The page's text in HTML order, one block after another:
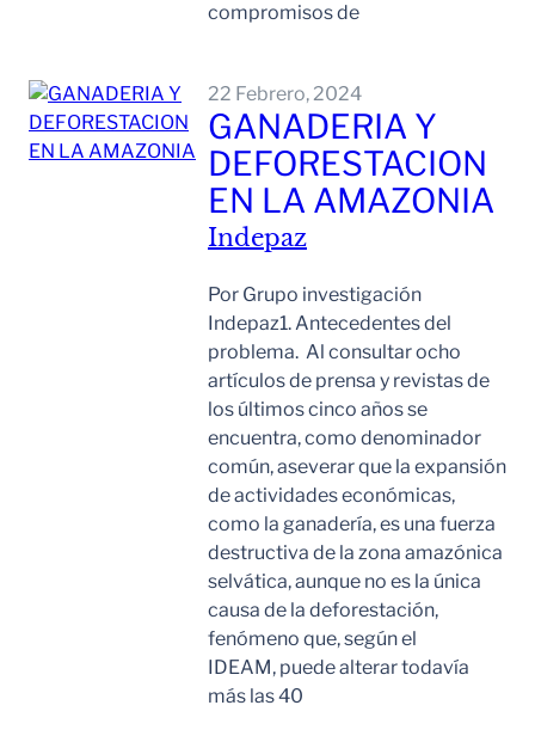
compromisos de
22 Febrero, 2024
GANADERIA Y
DEFORESTACION
EN LA AMAZONIA
Indepaz
Por Grupo investigación
Indepaz1. Antecedentes del
problema. Al consultar ocho
artículos de prensa y revistas de
los últimos cinco años se
encuentra, como denominador
común, aseverar que la expansión
de actividades económicas,
como la ganadería, es una fuerza
destructiva de la zona amazónica
selvática, aunque no es la única
causa de la deforestación,
fenómeno que, según el
IDEAM, puede alterar todavía
más las 40